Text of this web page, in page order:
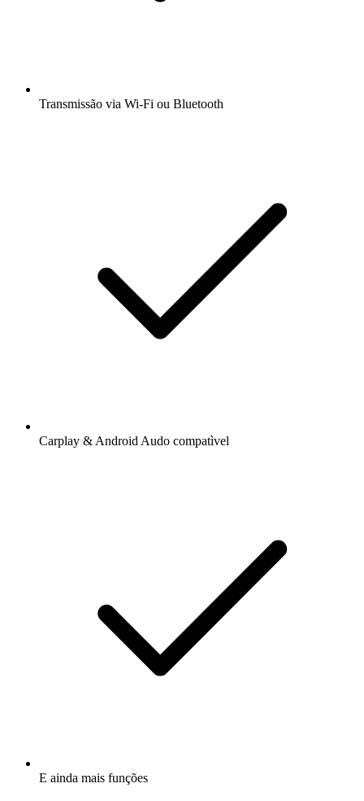
Transmissão via Wi-Fi ou Bluetooth
Carplay & Android Audo compatìvel
E ainda mais funções